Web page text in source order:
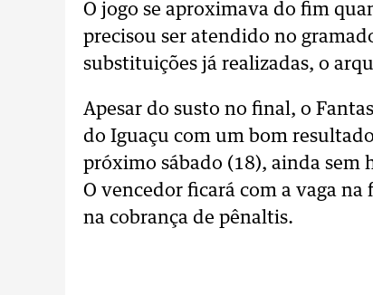
O jogo se aproximava do fim
precisou ser atendido no
substituições já realizadas, o
Apesar do susto no final, o
do Iguaçu com um bom
próximo sábado (18), ainda sem
O vencedor ficará com a vaga na
na cobrança de pênaltis.